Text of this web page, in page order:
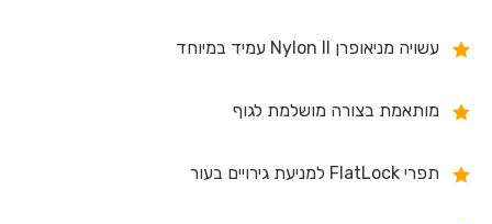
עשויה מניאופרן Nylon II עמיד במיוחד
מותאמת בצורה מושלמת לגוף
תפרי FlatLock למניעת גירויים בעור